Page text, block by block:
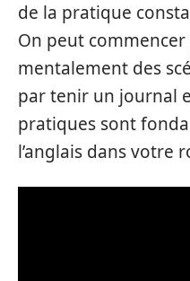
de la pratique
On peut
mentalement des
par tenir un journal
pratiques sont
l’anglais dans votre